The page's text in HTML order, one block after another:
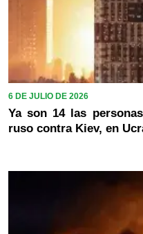
6 DE JULIO DE 2026
Ya son 14 las
ruso contra Kiev, en